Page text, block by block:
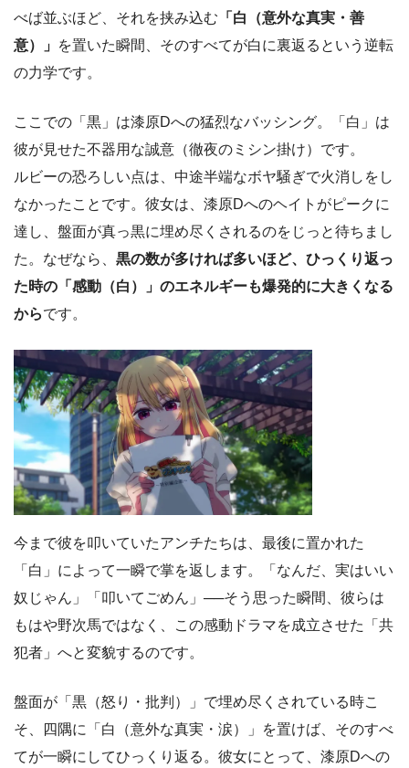
べば並ぶほど、それを挟み込む 「白（意外な真実・善
意）」 を置いた瞬間、そのすべてが白に裏返るという逆転
の力学です。
ここでの「黒」は漆原Dへの猛烈なバッシング。「白」は
彼が見せた不器用な誠意（徹夜のミシン掛け）です。
ルビーの恐ろしい点は、中途半端なボヤ騒ぎで火消しをし
なかったことです。彼女は、漆原Dへのヘイトがピークに
達し、盤面が真っ黒に埋め尽くされるのをじっと待ちまし
た。なぜなら、 黒の数が多ければ多いほど、ひっくり返っ
た時の「感動（白）」のエネルギーも爆発的に大きくなる
からです。
今まで彼を叩いていたアンチたちは、最後に置かれた
「白」によって一瞬で掌を返します。「なんだ、実はいい
奴じゃん」「叩いてごめん」──そう思った瞬間、彼らは
もはや野次馬ではなく、この感動ドラマを成立させた「共
犯者」へと変貌するのです。
盤面が「黒（怒り・批判）」で埋め尽くされている時こ
そ、四隅に「白（意外な真実・涙）」を置けば、そのすべ
てが一瞬にしてひっくり返る。彼女にとって、漆原Dへの